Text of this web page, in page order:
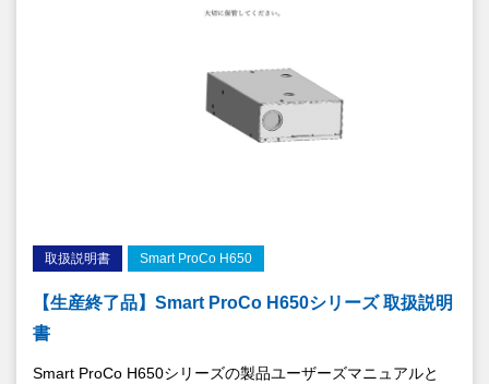
取扱説明書 Smart ProCo H650
【生産終了品】Smart ProCo H650シリーズ 取扱説明
書
Smart ProCo H650シリーズの製品ユーザーズマニュアルと